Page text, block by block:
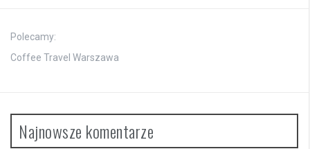
Polecamy:
Coffee Travel Warszawa
Najnowsze komentarze